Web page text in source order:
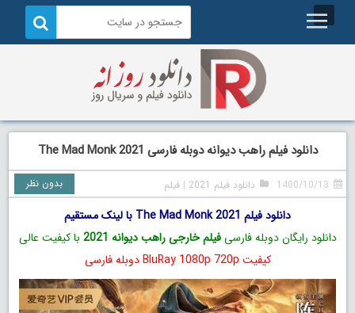
دانلود فیلم راهب دیوانه دوبله فارسی The Mad Monk 2021
1400/10/13 دانلود فیلم 2021 |فیلم بدون نظر
دانلود فیلم The Mad Monk 2021 با لینک مستقیم
دانلود رایگان دوبله فارسیفیلم خارجی راهب دیوانه 2021
با کیفیت عالی
کیفیت BluRay 1080p 720p دوبله فارسی